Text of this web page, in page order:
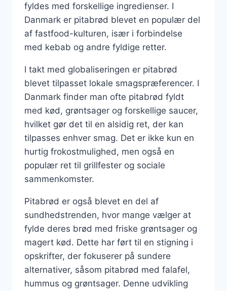
fyldes med forskellige ingredienser. I
Danmark er pitabrød blevet en populær del
af fastfood-kulturen, især i forbindelse
med kebab og andre fyldige retter.
I takt med globaliseringen er pitabrød
blevet tilpasset lokale smagspræferencer. I
Danmark finder man ofte pitabrød fyldt
med kød, grøntsager og forskellige saucer,
hvilket gør det til en alsidig ret, der kan
tilpasses enhver smag. Det er ikke kun en
hurtig frokostmulighed, men også en
populær ret til grillfester og sociale
sammenkomster.
Pitabrød er også blevet en del af
sundhedstrenden, hvor mange vælger at
fylde deres brød med friske grøntsager og
magert kød. Dette har ført til en stigning i
opskrifter, der fokuserer på sundere
alternativer, såsom pitabrød med falafel,
hummus og grøntsager. Denne udvikling